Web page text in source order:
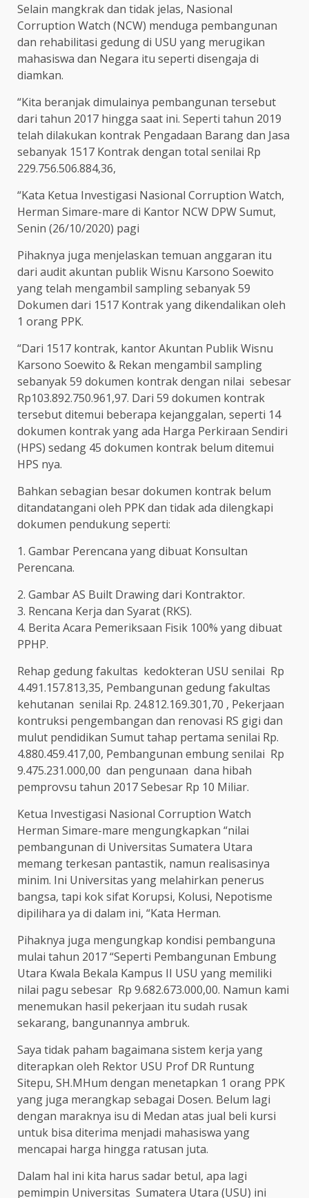
Selain mangkrak dan tidak jelas, Nasional
Corruption Watch (NCW) menduga pembangunan
dan rehabilitasi gedung di USU yang merugikan
mahasiswa dan Negara itu seperti disengaja di
diamkan.
“Kita beranjak dimulainya pembangunan tersebut
dari tahun 2017 hingga saat ini. Seperti tahun 2019
telah dilakukan kontrak Pengadaan Barang dan Jasa
sebanyak 1517 Kontrak dengan total senilai Rp
229.756.506.884,36,
“Kata Ketua Investigasi Nasional Corruption Watch,
Herman Simare-mare di Kantor NCW DPW Sumut,
Senin (26/10/2020) pagi
Pihaknya juga menjelaskan temuan anggaran itu
dari audit akuntan publik Wisnu Karsono Soewito
yang telah mengambil sampling sebanyak 59
Dokumen dari 1517 Kontrak yang dikendalikan oleh
1 orang PPK.
“Dari 1517 kontrak, kantor Akuntan Publik Wisnu
Karsono Soewito & Rekan mengambil sampling
sebanyak 59 dokumen kontrak dengan nilai sebesar
Rp103.892.750.961,97. Dari 59 dokumen kontrak
tersebut ditemui beberapa kejanggalan, seperti 14
dokumen kontrak yang ada Harga Perkiraan Sendiri
(HPS) sedang 45 dokumen kontrak belum ditemui
HPS nya.
Bahkan sebagian besar dokumen kontrak belum
ditandatangani oleh PPK dan tidak ada dilengkapi
dokumen pendukung seperti:
1. Gambar Perencana yang dibuat Konsultan
Perencana.
2. Gambar AS Built Drawing dari Kontraktor.
3. Rencana Kerja dan Syarat (RKS).
4. Berita Acara Pemeriksaan Fisik 100% yang dibuat
PPHP.
Rehap gedung fakultas kedokteran USU senilai Rp
4.491.157.813,35, Pembangunan gedung fakultas
kehutanan senilai Rp. 24.812.169.301,70 , Pekerjaan
kontruksi pengembangan dan renovasi RS gigi dan
mulut pendidikan Sumut tahap pertama senilai Rp.
4.880.459.417,00, Pembangunan embung senilai Rp
9.475.231.000,00 dan pengunaan dana hibah
pemprovsu tahun 2017 Sebesar Rp 10 Miliar.
Ketua Investigasi Nasional Corruption Watch
Herman Simare-mare mengungkapkan “nilai
pembangunan di Universitas Sumatera Utara
memang terkesan pantastik, namun realisasinya
minim. Ini Universitas yang melahirkan penerus
bangsa, tapi kok sifat Korupsi, Kolusi, Nepotisme
dipilihara ya di dalam ini, “Kata Herman.
Pihaknya juga mengungkap kondisi pembanguna
mulai tahun 2017 “Seperti Pembangunan Embung
Utara Kwala Bekala Kampus II USU yang memiliki
nilai pagu sebesar Rp 9.682.673.000,00. Namun kami
menemukan hasil pekerjaan itu sudah rusak
sekarang, bangunannya ambruk.
Saya tidak paham bagaimana sistem kerja yang
diterapkan oleh Rektor USU Prof DR Runtung
Sitepu, SH.MHum dengan menetapkan 1 orang PPK
yang juga merangkap sebagai Dosen. Belum lagi
dengan maraknya isu di Medan atas jual beli kursi
untuk bisa diterima menjadi mahasiswa yang
mencapai harga hingga ratusan juta.
Dalam hal ini kita harus sadar betul, apa lagi
pemimpin Universitas Sumatera Utara (USU) ini